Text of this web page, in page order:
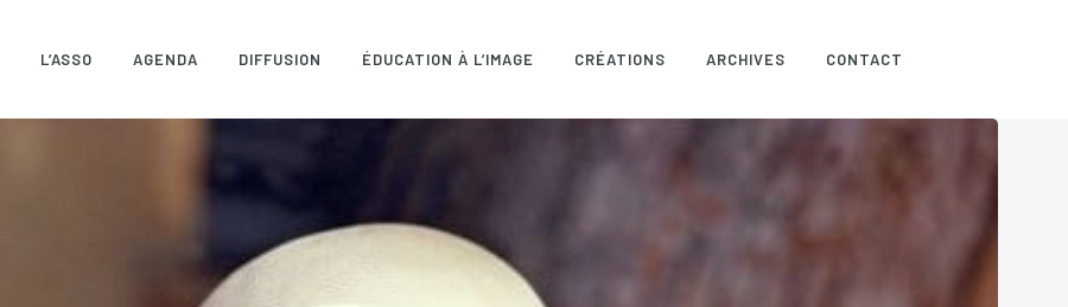
L’ASSO AGENDA DIFFUSION ÉDUCATION À L’IMAGE CRÉATIONS ARCHIVES CONTACT